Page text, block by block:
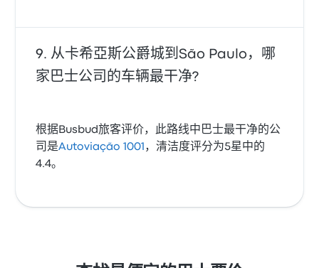
从卡希亞斯公爵城到São Paulo，哪
家巴士公司的车辆最干净?
根据Busbud旅客评价，此路线中巴士最干净的公
司是Autoviação 1001 ，清洁度评分为5星中的
4.4。